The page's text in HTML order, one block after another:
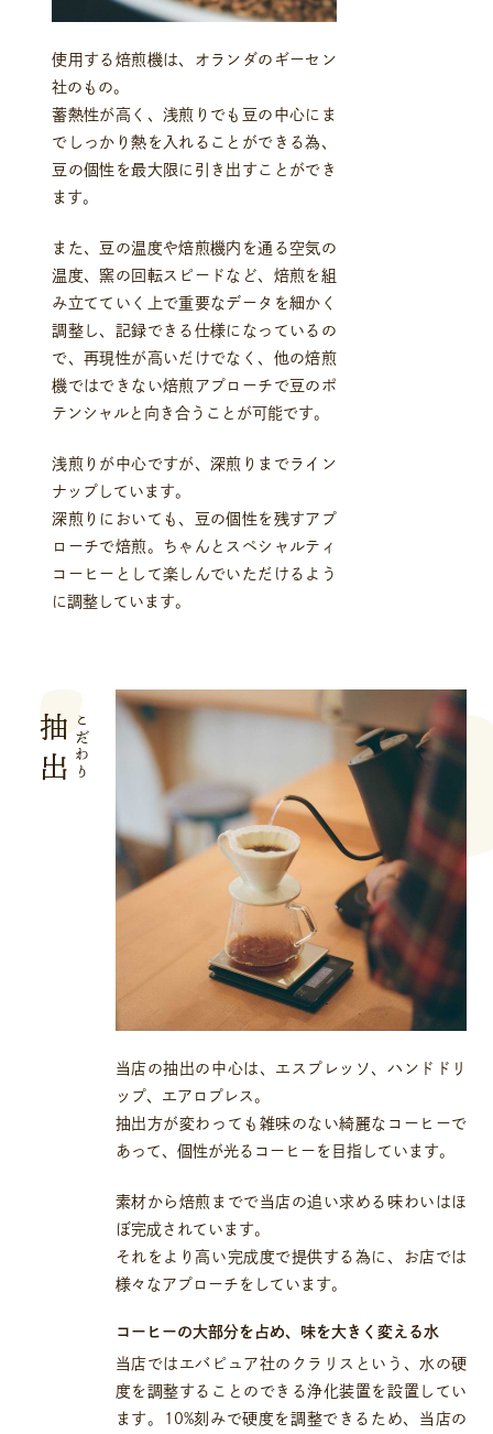
使用する焙煎機は、オランダのギーセン
社のもの。
蓄熱性が高く、浅煎りでも豆の中心にま
でしっかり熱を入れることができる為、
豆の個性を最大限に引き出すことができ
ます。
また、豆の温度や焙煎機内を通る空気の
温度、窯の回転スピードなど、焙煎を組
み立てていく上で重要なデータを細かく
調整し、記録できる仕様になっているの
で、再現性が高いだけでなく、他の焙煎
機ではできない焙煎アプローチで豆のポ
テンシャルと向き合うことが可能です。
浅煎りが中心ですが、深煎りまでライン
ナップしています。
深煎りにおいても、豆の個性を残すアプ
ローチで焙煎。ちゃんとスペシャルティ
コーヒーとして楽しんでいただけるよう
に調整しています。
こだわり
抽出
当店の抽出の中心は、エスプレッソ、ハンドドリ
ップ、エアロプレス。
抽出方が変わっても雑味のない綺麗なコーヒーで
あって、個性が光るコーヒーを目指しています。
素材から焙煎までで当店の追い求める味わいはほ
ぼ完成されています。
それをより高い完成度で提供する為に、お店では
様々なアプローチをしています。
コーヒーの大部分を占め、味を大きく変える水
当店ではエバピュア社のクラリスという、水の硬
度を調整することのできる浄化装置を設置してい
ます。10%刻みで硬度を調整できるため、当店の